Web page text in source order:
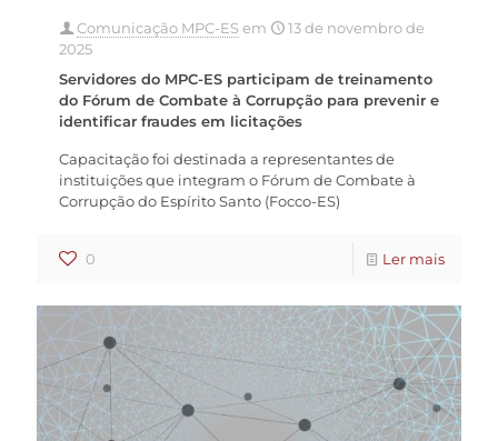
Comunicação MPC-ESem
13 de novembro de
2025
Servidores do MPC-ES participam de treinamento
do Fórum de Combate à Corrupção para prevenir e
identificar fraudes em licitações
Capacitação foi destinada a representantes de
instituições que integram o Fórum de Combate à
Corrupção do Espírito Santo (Focco-ES)
0 Ler mais